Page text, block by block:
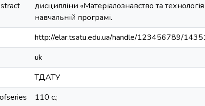
дисципліни «Матеріалознавство та
навчальній програмі.
http://elar.tsatu.edu.ua/handle/123456789/
uk
ТДАТУ
110 с.;